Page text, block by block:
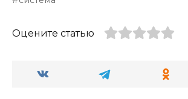
Оцените статью